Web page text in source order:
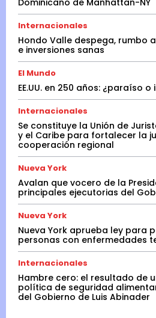
Dominicano de Manhattan-NY
Internacionales
Hondo Valle despega, rumbo
e inversiones sanas
El Mundo
EE.UU. en 250 años: ¿paraíso o
Internacionales
Se constituye la Unión de
y el Caribe para fortalecer la
cooperación regional
Nueva York
Avalan que vocero de la
principales ejecutorias del
Nueva York
Nueva York aprueba ley para
personas con enfermedades
Internacionales
Hambre cero: el resultado de
política de seguridad
del Gobierno de Luis Abinader